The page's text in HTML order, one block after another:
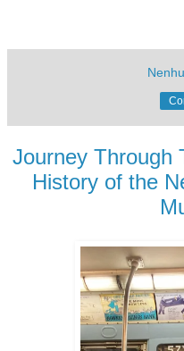
Journey Through
History of the